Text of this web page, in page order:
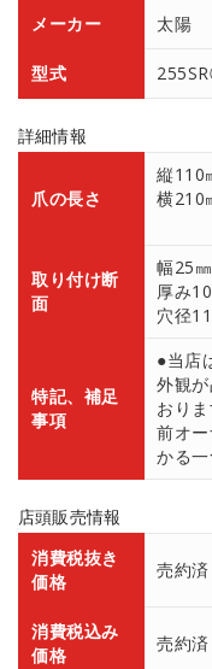
メーカー
太陽
型式
詳細情報
爪の長さ
縦110
横210
取り付け断
面
幅25㎜
厚み
穴径
特記、補足
事項
●当店
外観
おりま
前オ
かる一
店頭販売情報
消費税抜き
価格
売約済
消費税込み
価格
売約済